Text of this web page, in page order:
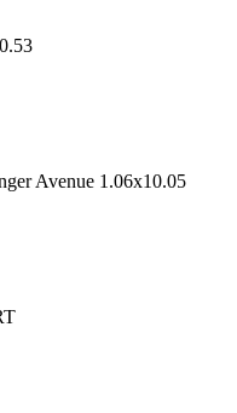
Avenue 1.06x10.05